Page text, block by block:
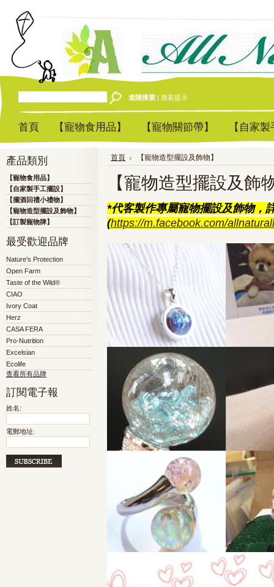
進階搜索 | 搜索提示
首頁 【寵物食用品】 【寵物關節帶】 【自家
產品類別
【寵物食用品】
【自家製手工擺設】
【擺酒回禮小禮物】
【寵物造型擺設及飾物】
【訂製寵物牌】
最受歡迎品牌
Nature's Protection
Open Farm
Taste of the Wild®
CIAO
Ivory Coat
Herz
CASA FERA
Pro-Nutrition
Excelsian
Ecolife
查看所有品牌
訂閱電子報
姓名:
電郵地址:
首頁 【寵物造型擺設及飾物】
【寵物造型擺設及飾
*代客製作專屬寵物擺設及飾物
(https://m.facebook.com/